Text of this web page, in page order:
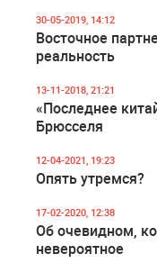
30-05-2019, 14:12
Восточное
реальность
13-11-2018, 21:21
«Последнее
Брюсселя
12-04-2021, 19:23
Опять утремся?
17-02-2020, 12:38
Об очевидном,
невероятное